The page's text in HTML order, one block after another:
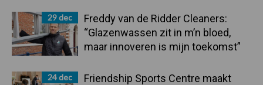
29 dec
Freddy van de Ridder Cleaners:
“Glazenwassen zit in m’n bloed,
maar innoveren is mijn toekomst”
24 dec
Friendship Sports Centre maakt